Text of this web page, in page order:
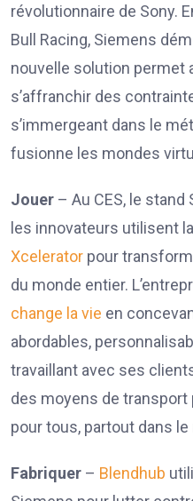
révolutionnaire de Sony.
Bull Racing, Siemens
nouvelle solution permet
s’affranchir des
s’immergeant dans le
fusionne les mondes
Jouer – Au CES, le
les innovateurs utilisent la
Xcelerator pour
du monde entier.
change la vie en
abordables,
travaillant avec ses
des moyens de
pour tous, partout dans le
Fabriquer – Blendhub